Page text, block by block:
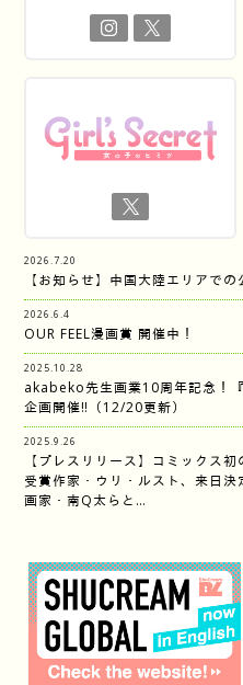
2026.7.20
【お知らせ】中国大陸エリアで
2026.6.4
OUR FEEL漫画賞 開催中！
2025.10.28
akabeko先生画業10周年記念！
企画開催‼︎（12/20更新）
2025.9.26
【プレスリリース】コミックス
受賞作家・ウリ・ルスト、来日
画家・南Q太らと…